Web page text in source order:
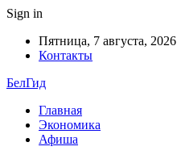
Sign in
Пятница, 7 августа, 2026
Контакты
БелГид
Главная
Экономика
Афиша